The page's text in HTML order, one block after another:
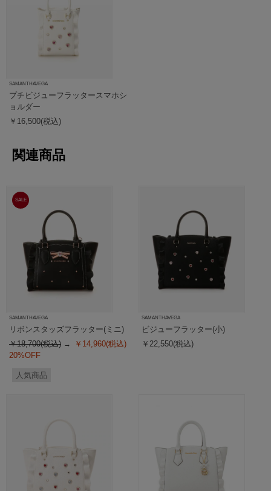
SAMANTHAVEGA
プチビジューフラッタースマホシ
ョルダー
￥16,500(税込)
関連商品
SALE
SAMANTHAVEGA
リボンスタッズフラッター(ミニ)
￥18,700(税込)
￥14,960(税込)
20%OFF
人気商品
SAMANTHAVEGA
ビジューフラッター(小)
￥22,550(税込)